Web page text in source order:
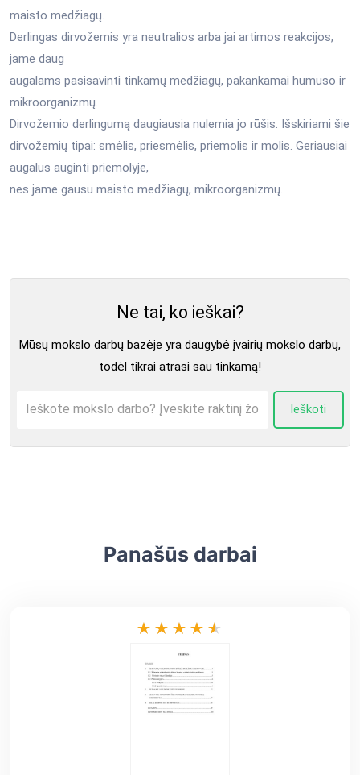
maisto medžiagų.
Derlingas dirvožemis yra neutralios arba jai artimos reakcijos,
jame daug
augalams pasisavinti tinkamų medžiagų, pakankamai humuso ir
mikroorganizmų.
Dirvožemio derlingumą daugiausia nulemia jo rūšis. Išskiriami šie
dirvožemių tipai: smėlis, priesmėlis, priemolis ir molis. Geriausiai
augalus auginti priemolyje,
nes jame gausu maisto medžiagų, mikroorganizmų.
Ne tai, ko ieškai?
Mūsų mokslo darbų bazėje yra daugybė įvairių mokslo darbų,
todėl tikrai atrasi sau tinkamą!
Ieškoti
Panašūs darbai